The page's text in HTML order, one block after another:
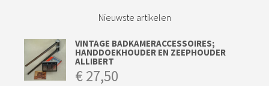
Nieuwste artikelen
VINTAGE BADKAMERACCESSOIRES;
HANDDOEKHOUDER EN ZEEPHOUDER
ALLIBERT
€27,50